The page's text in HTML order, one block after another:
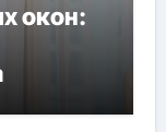
окон: